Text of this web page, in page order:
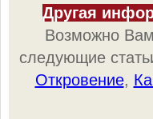
Другая
Возможно
следующие
Откровение,